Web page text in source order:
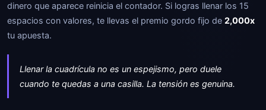
dinero que aparece reinicia el contador. Si logras llenar los 15
espacios con valores, te llevas el premio gordo fijo de 2,000x
tu apuesta.
Llenar la cuadrícula no es un espejismo, pero duele
cuando te quedas a una casilla. La tensión es genuina.